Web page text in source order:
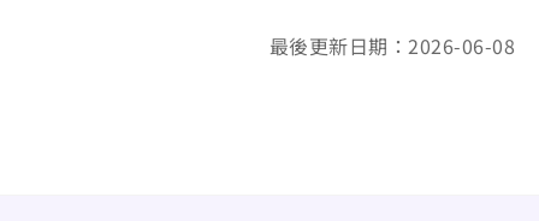
最後更新日期：2026-06-08